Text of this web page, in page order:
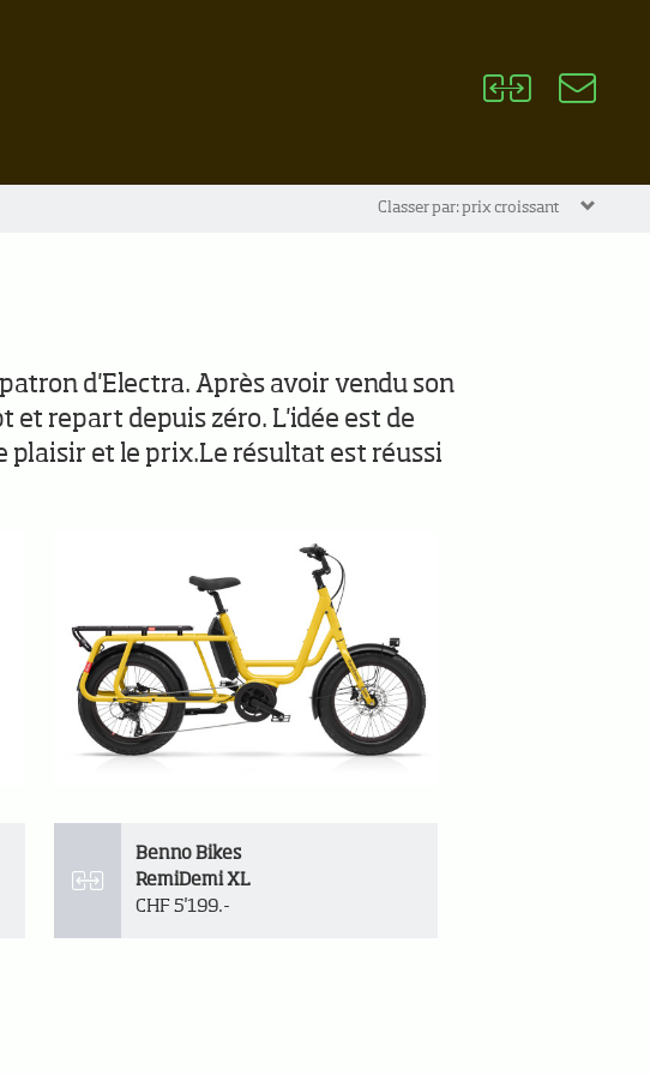
Classer par: prix croissant
d'Electra. Après avoir vendu son
et repart depuis zéro. L'idée est de
plaisir et le prix.Le résultat est réussi
Benno Bikes
RemiDemi XL
CHF 5'199.-